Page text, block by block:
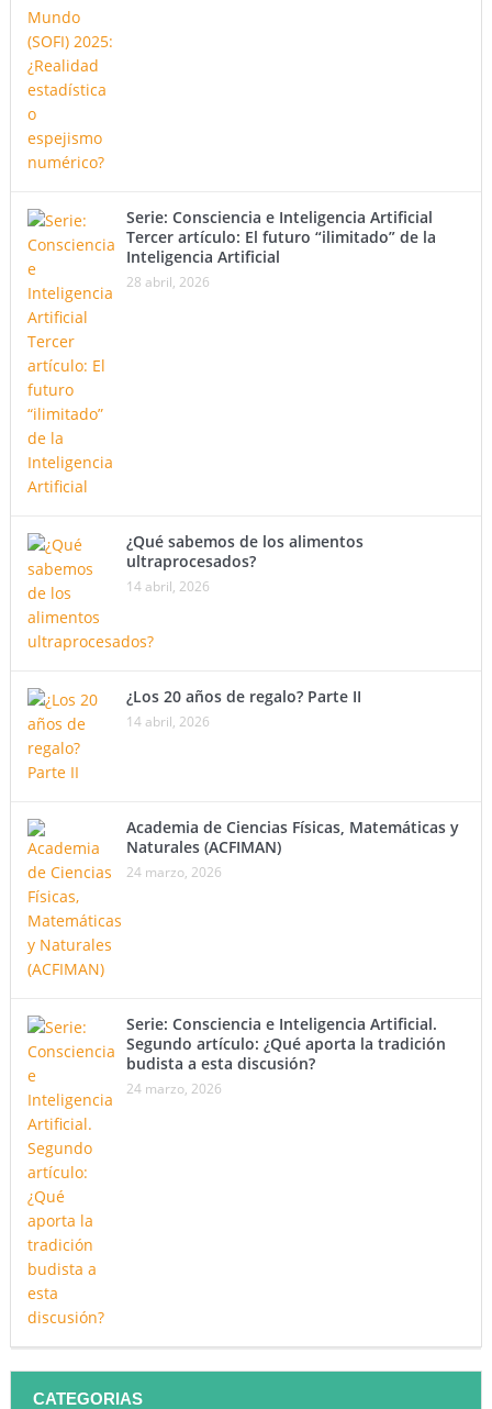
Serie: Consciencia e Inteligencia Artificial
Tercer artículo: El futuro “ilimitado” de la
Inteligencia Artificial
28 abril, 2026
¿Qué sabemos de los alimentos
ultraprocesados?
14 abril, 2026
¿Los 20 años de regalo? Parte II
14 abril, 2026
Academia de Ciencias Físicas, Matemáticas y
Naturales (ACFIMAN)
24 marzo, 2026
Serie: Consciencia e Inteligencia Artificial.
Segundo artículo: ¿Qué aporta la tradición
budista a esta discusión?
24 marzo, 2026
CATEGORIAS